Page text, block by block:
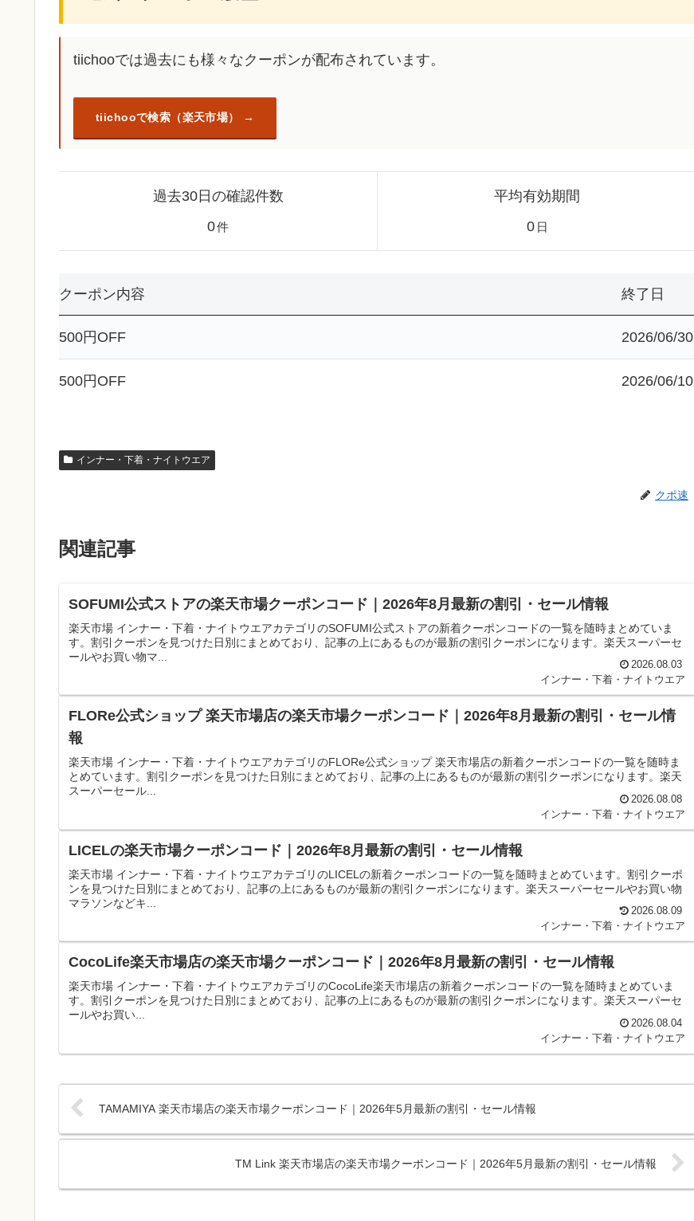
tiichooでは過去にも様々なクーポンが配布されています。
tiichooで検索（楽天市場）
過去30日の確認件数
0件
平均有効期間
0 日
クーポン内容 終了日
500円OFF 2026/06/30
500円OFF 2026/06/10
インナー・下着・ナイトウエア
クポ速
関連記事
SOFUMI公式ストアの楽天市場クーポンコード｜2026年8月最新の割引・セール情報
楽天市場 インナー・下着・ナイトウエアカテゴリのSOFUMI公式ストアの新着クーポンコードの一覧を随時まとめていま
す。割引クーポンを見つけた日別にまとめており、記事の上にあるものが最新の割引クーポンになります。楽天スーパーセ
ールやお買い物マ...
2026.08.03
インナー・下着・ナイトウエア
FLORe公式ショップ 楽天市場店の楽天市場クーポンコード｜2026年8月最新の割引・セール情
報
楽天市場 インナー・下着・ナイトウエアカテゴリのFLORe公式ショップ 楽天市場店の新着クーポンコードの一覧を随時ま
とめています。割引クーポンを見つけた日別にまとめており、記事の上にあるものが最新の割引クーポンになります。楽天
スーパーセール...
2026.08.08
インナー・下着・ナイトウエア
LICELの楽天市場クーポンコード｜2026年8月最新の割引・セール情報
楽天市場 インナー・下着・ナイトウエアカテゴリのLICELの新着クーポンコードの一覧を随時まとめています。割引クーポ
ンを見つけた日別にまとめており、記事の上にあるものが最新の割引クーポンになります。楽天スーパーセールやお買い物
マラソンなどキ...
2026.08.09
インナー・下着・ナイトウエア
CocoLife楽天市場店の楽天市場クーポンコード｜2026年8月最新の割引・セール情報
楽天市場 インナー・下着・ナイトウエアカテゴリのCocoLife楽天市場店の新着クーポンコードの一覧を随時まとめていま
す。割引クーポンを見つけた日別にまとめており、記事の上にあるものが最新の割引クーポンになります。楽天スーパーセ
ールやお買い...
2026.08.04
インナー・下着・ナイトウエア
TAMAMIYA 楽天市場店の楽天市場クーポンコード｜2026年5月最新の割引・セール情報
TM Link 楽天市場店の楽天市場クーポンコード｜2026年5月最新の割引・セール情報